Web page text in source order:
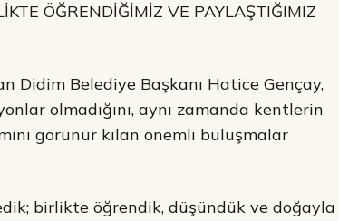
ÖĞRENDİĞİMİZ VE PAYLAŞTIĞIMIZ
Didim Belediye Başkanı Hatice Gençay,
olmadığını, aynı zamanda kentlerin
görünür kılan önemli buluşmalar
birlikte öğrendik, düşündük ve doğayla